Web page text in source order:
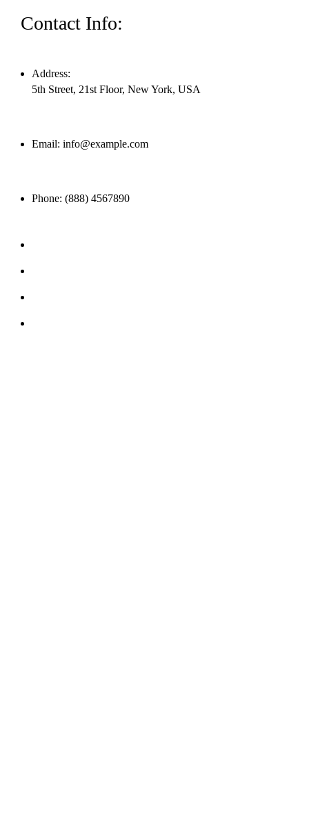
Contact Info:
Address:
5th Street, 21st Floor, New York, USA
Email: info@example.com
Phone: (888) 4567890